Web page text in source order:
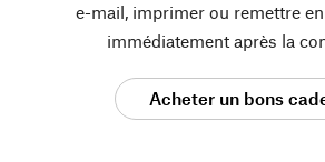
e-mail, imprimer ou remettre
immédiatement après la
Acheter un bons